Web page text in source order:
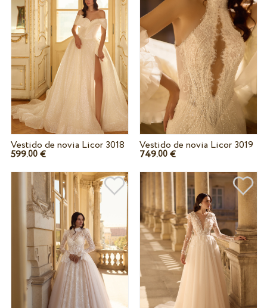
Vestido de novia Licor 3018
599.00€
Vestido de novia Licor 3019
749.00 €